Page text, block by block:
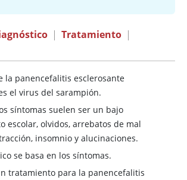
| Tratamiento |
la panencefalitis esclerosante
el virus del sarampión.
síntomas suelen ser un bajo
escolar, olvidos, arrebatos de mal
insomnio y alucinaciones.
se basa en los síntomas.
tratamiento para la panencefalitis